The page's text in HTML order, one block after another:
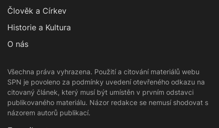
Člověk a Církev
Historie a Kultura
O nás
Všechna práva vyhrazena. Použití a citování materiálů webu
SPN je povoleno za podmínky uvedení otevřeného odkazu na
citovaný článek, který musí být umístěn v prvním odstavci
publikovaného materiálu. Názor redakce se nemusí shodovat s
názorem autorů publikací.